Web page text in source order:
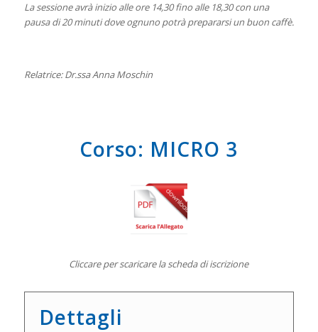
La sessione avrà inizio alle ore 14,30 fino alle 18,30 con una
pausa di 20 minuti dove ognuno potrà prepararsi un buon caffè.
Relatrice: Dr.ssa Anna Moschin
Corso: MICRO 3
Cliccare per scaricare la scheda di iscrizione
Dettagli